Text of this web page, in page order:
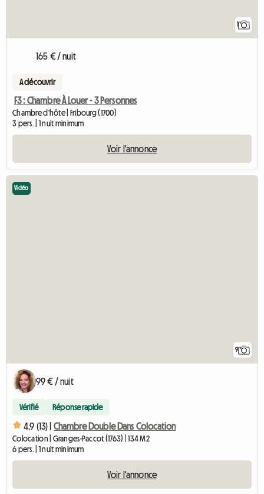
1
165 € / nuit
A découvrir
F3 : Chambre À Louer - 3 Personnes
Chambre d'hôte | Fribourg (1700)
3 pers. | 1 nuit minimum
Voir l'annonce
9
Vidéo
99 € / nuit
Vérifié Réponse rapide
4.9 (13) | Chambre Double Dans Colocation
Colocation | Granges-Paccot (1763) | 134 M2
6 pers. | 1 nuit minimum
Voir l'annonce